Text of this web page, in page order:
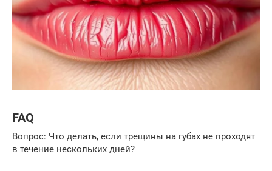
FAQ
Вопрос: Что делать, если трещины на губах не проходят
в течение нескольких дней?